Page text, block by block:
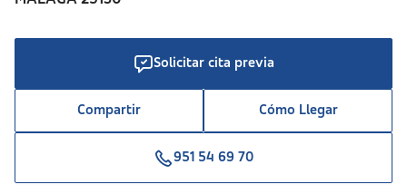
Solicitar cita previa
Compartir Cómo Llegar
951 54 69 70